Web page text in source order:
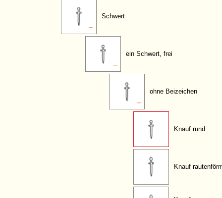
Schwert
ein Schwert, frei
ohne Beizeichen
Knauf rund
Knauf